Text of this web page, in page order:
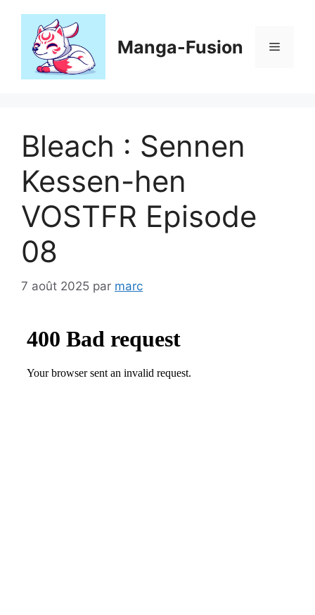
contenu
Manga-Fusion Menu
Bleach : Sennen
Kessen-hen
VOSTFR Episode
08
7 août 2025 par marc